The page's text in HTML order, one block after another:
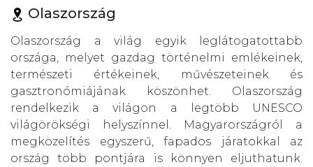
Olaszország
Olaszország a világ egyik leglátogatottabb
országa, melyet gazdag történelmi emlékeinek,
természeti értékeinek, művészeteinek és
gasztronómiájának köszönhet. Olaszország
rendelkezik a világon a legtöbb UNESCO
világörökségi helyszínnel. Magyarországról a
megközelítés egyszerű, fapados járatokkal az
ország több pontjára is könnyen eljuthatunk.